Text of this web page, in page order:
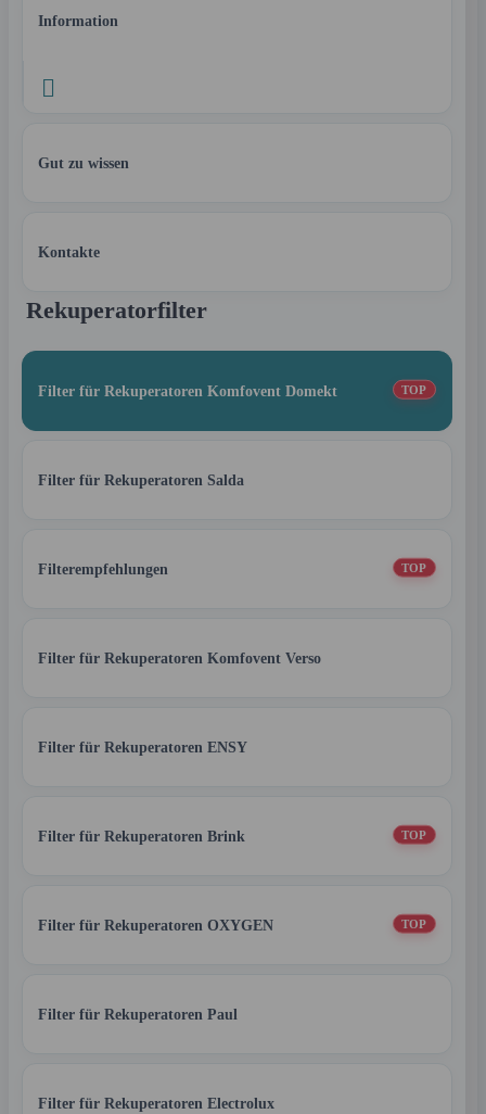
Information

Gut zu wissen
Kontakte
Rekuperatorfilter
Filter für Rekuperatoren Komfovent Domekt TOP
Filter für Rekuperatoren Salda
Filterempfehlungen TOP
Filter für Rekuperatoren Komfovent Verso
Filter für Rekuperatoren ENSY
Filter für Rekuperatoren Brink TOP
Filter für Rekuperatoren OXYGEN TOP
Filter für Rekuperatoren Paul
Filter für Rekuperatoren Electrolux